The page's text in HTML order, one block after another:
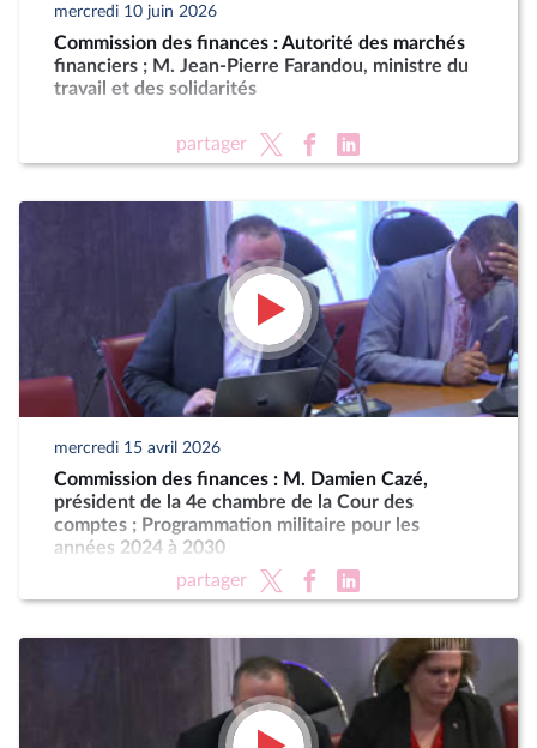
mercredi 10 juin 2026
Commission des finances : Autorité des marchés
financiers ; M. Jean-Pierre Farandou, ministre du
travail et des solidarités
partager
mercredi 15 avril 2026
Commission des finances : M. Damien Cazé,
président de la 4e chambre de la Cour des
comptes ; Programmation militaire pour les
années 2024 à 2030
partager